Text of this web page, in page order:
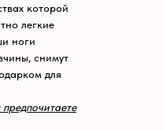
которой
легкие
ноги
снимут
для